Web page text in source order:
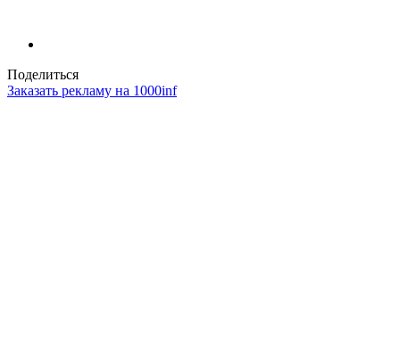
Поделиться
Заказать рекламу на 1000inf